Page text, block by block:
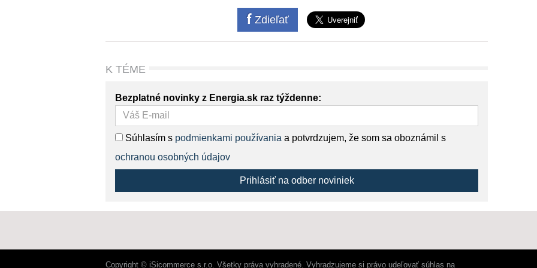
Zdieľať
K TÉME
Bezplatné novinky z Energia.sk raz týždenne:
Súhlasím s podmienkami používania a potvrdzujem, že som sa oboznámil s
ochranou osobných údajov
Prihlásiť na odber noviniek
Copyright © iSicommerce s.r.o. Všetky práva vyhradené. Vyhradzujeme si právo udeľovať súhlas na